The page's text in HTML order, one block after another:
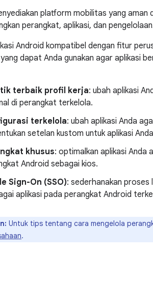
platform mobilitas yang aman
perangkat, aplikasi, dan
Android kompatibel dengan fitur
dapat Anda gunakan agar aplikasi
terbaik profil kerja: ubah aplikasi
di perangkat terkelola.
terkelola: ubah aplikasi Anda
setelan kustom untuk aplikasi
khusus: optimalkan aplikasi
Android sebagai kios.
Sign-On (SSO): sederhanakan proses
aplikasi pada perangkat Android
Untuk tips tentang cara mengelola
.